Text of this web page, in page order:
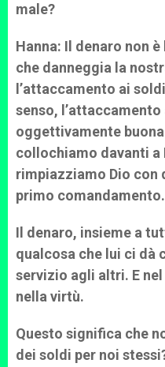
male?
Hanna: Il denaro non
che danneggia la
l’attaccamento ai
senso,
oggettivamente
collochiamo davanti a
rimpiazziamo Dio con
primo comandamento.
Il denaro, insieme a
qualcosa che lui ci dà
servizio agli altri. E
nella virtù.
Questo significa che
dei soldi per noi